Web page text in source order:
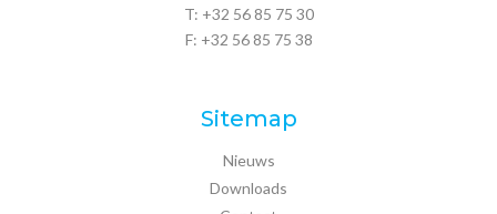
T: +32 56 85 75 30
F: +32 56 85 75 38
Sitemap
Nieuws
Downloads